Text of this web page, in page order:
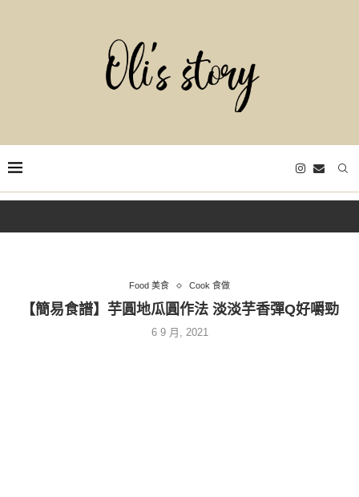
Food 美食 Cook 食做
【簡易食譜】芋圓地瓜圓作法 淡淡芋香彈Q好嚼勁
6 9 月, 2021